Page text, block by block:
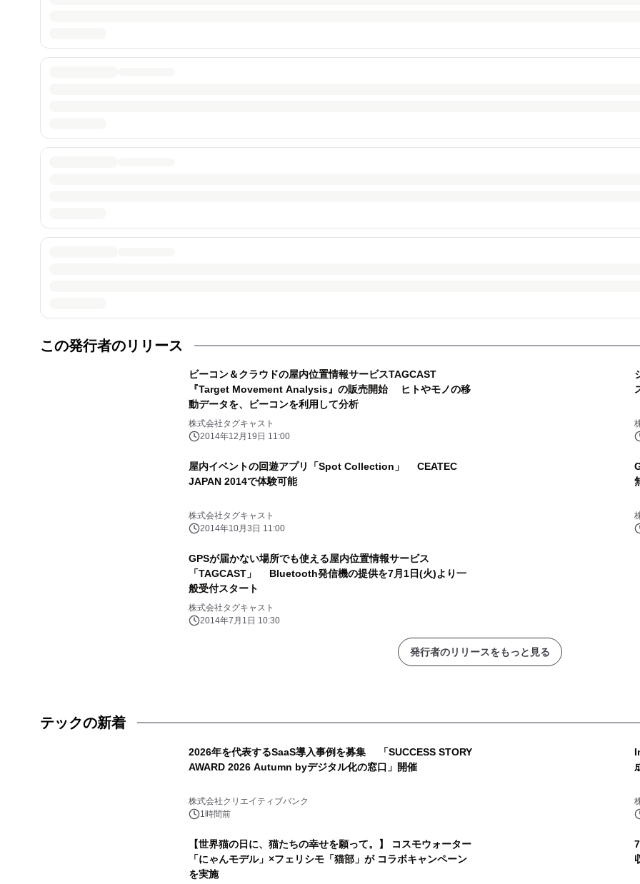
この発行者のリリース
ビーコン＆クラウドの屋内位置情報サービスTAGCAST
『Target Movement Analysis』の販売開始 ヒトやモノの移
動データを、ビーコンを利用して分析
株式会社タグキャスト
2014年12月19日 11:00
屋内イベントの回遊アプリ「Spot Collection」 CEATEC
JAPAN 2014で体験可能
株式会社タグキャスト
2014年10月3日 11:00
GPSが届かない場所でも使える屋内位置情報サービス
「TAGCAST」 Bluetooth発信機の提供を7月1日(火)より一
般受付スタート
株式会社タグキャスト
2014年7月1日 10:30
発行者のリリースをもっと見る
テックの新着
2026年を代表するSaaS導入事例を募集 「SUCCESS STORY
AWARD 2026 Autumn byデジタル化の窓口」開催
株式会社クリエイティブバンク
1時間前
【世界猫の日に、猫たちの幸せを願って。】 コスモウォーター
「にゃんモデル」×フェリシモ「猫部」が コラボキャンペーン
を実施